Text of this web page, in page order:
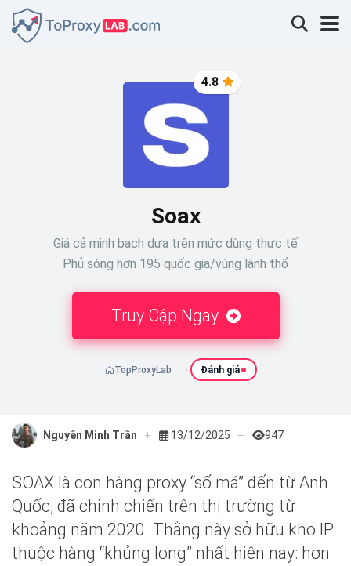
4.8
Soax
Giá cả minh bạch dựa trên mức dùng thực tế
Phủ sóng hơn 195 quốc gia/vùng lãnh thổ
Truy Cập Ngay
TopProxyLab Đánh giá
Nguyễn Minh Trần 13/12/2025 947
SOAX là con hàng proxy “số má” đến từ Anh
Quốc, đã chinh chiến trên thị trường từ
khoảng năm 2020. Thằng này sở hữu kho IP
thuộc hàng “khủng long” nhất hiện nay: hơn